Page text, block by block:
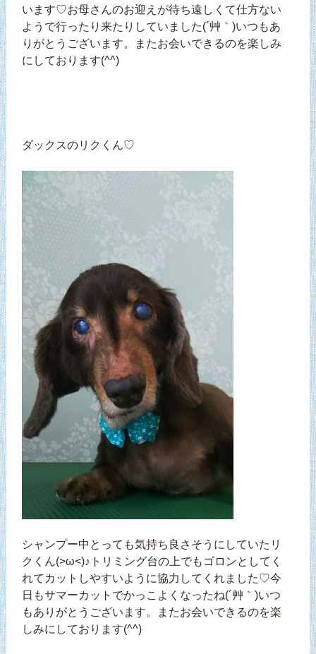
います♡お母さんのお迎えが待ち遠しくて仕方ない
ようで行ったり来たりしていました(´艸｀)いつもあ
りがとうございます。またお会いできるのを楽しみ
にしております(^^)
ダックスのリクくん♡
シャンプー中とっても気持ち良さそうにしていたリ
クくん(>ω<)♪トリミング台の上でもゴロンとしてく
れてカットしやすいように協力してくれました♡今
日もサマーカットでかっこよくなったね(´艸｀)いつ
もありがとうございます。またお会いできるのを楽
しみにしております(^^)